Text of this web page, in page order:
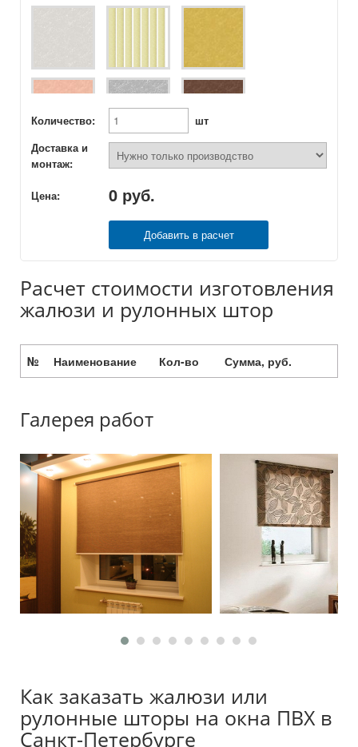
Количество:
шт
Доставка и
монтаж:
Цена: 0 руб.
Добавить в расчет
Расчет стоимости изготовления
жалюзи и рулонных штор
№ Наименование Кол-во Сумма, руб.
Галерея работ
Как заказать жалюзи или
рулонные шторы на окна ПВХ в
Санкт-Петербурге